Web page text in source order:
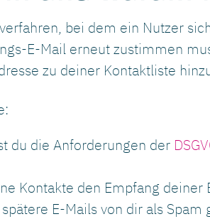
bei dem ein Nutzer
E-Mail erneut zustimmen
zu deiner Kontaktliste
du die Anforderungen der
Kontakte den Empfang
E-Mails von dir als